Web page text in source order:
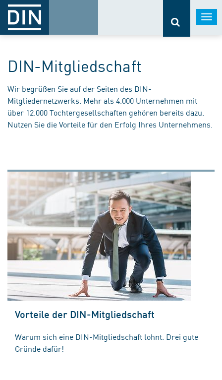
DIN-Mitgliedschaft
Wir begrüßen Sie auf der Seiten des DIN-
Mitgliedernetzwerks. Mehr als 4.000 Unternehmen mit
über 12.000 Tochtergesellschaften gehören bereits dazu.
Nutzen Sie die Vorteile für den Erfolg Ihres Unternehmens.
Vorteile der DIN-Mitgliedschaft
Warum sich eine DIN-Mitgliedschaft lohnt. Drei gute
Gründe dafür!